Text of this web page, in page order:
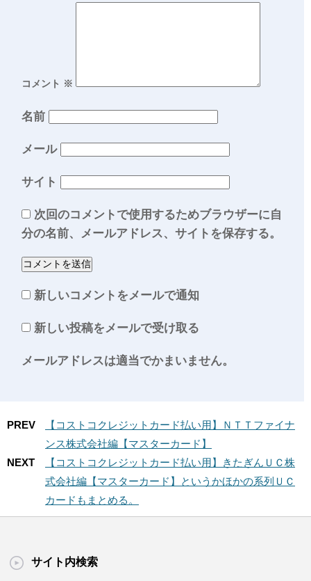
コメント ※
名前
メール
サイト
次回のコメントで使用するためブラウザーに自
分の名前、メールアドレス、サイトを保存する。
新しいコメントをメールで通知
新しい投稿をメールで受け取る
メールアドレスは適当でかまいません。
PREV
【コストコクレジットカード払い用】ＮＴＴファイナ
ンス株式会社編【マスターカード】
NEXT
【コストコクレジットカード払い用】きたぎんＵＣ株
式会社編【マスターカード】というかほかの系列ＵＣ
カードもまとめる。
サイト内検索